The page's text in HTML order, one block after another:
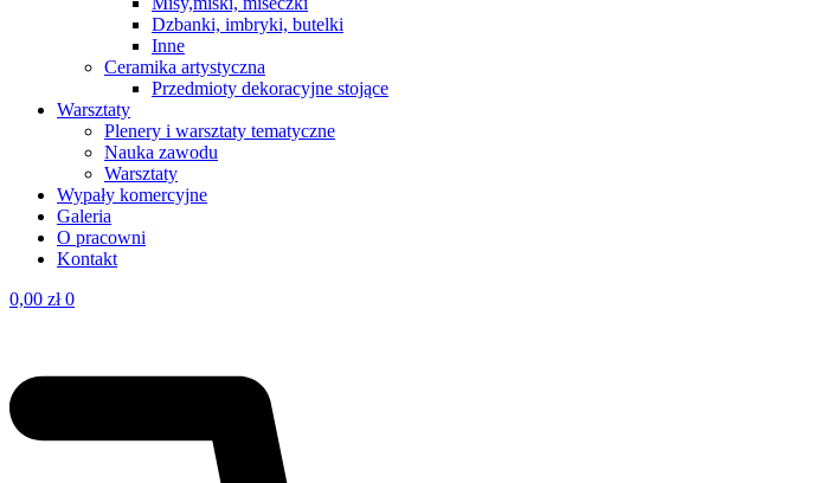
Dzbanki, imbryki, butelki
Inne
Ceramika artystyczna
Przedmioty dekoracyjne stojące
Warsztaty
Plenery i warsztaty tematyczne
Nauka zawodu
Warsztaty
Wypały komercyjne
Galeria
O pracowni
Kontakt
0,00 zł 0